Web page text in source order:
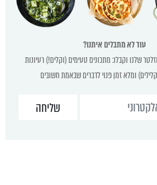
עוד לא מתבלים איתנו?
שלנו וקבלו: מתכונים טעימים (וקלים!) רעיונות
ומלא זמן פנוי לדברים שבאמת חשובים